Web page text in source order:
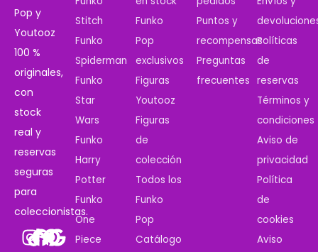
Pop y
Youtooz
100 %
originales,
con
stock
real y
reservas
seguras
para
coleccionistas.
Stitch
Funko
Spiderman
Funko
Star
Wars
Funko
Harry
Potter
Funko
One
Piece
Funko
Pop
exclusivos
Figuras
Youtooz
Figuras
de
colección
Todos los
Funko
Pop
Catálogo
Puntos y
recompensas
Preguntas
frecuentes
Políticas
de
reservas
Términos y
condiciones
Aviso de
privacidad
Política
de
cookies
Aviso